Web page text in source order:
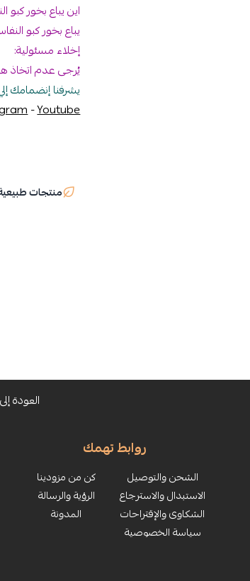
اين يباع بخور كبو
يباع بخور كبو
إخلاء مسئولية:
يُرجى عدم اتخاذ
يشرفنا إنضمامك
-Youtube
منتجات طبيعية
العودة
روابط تهمك
الشحن والتوصيل
الاستبدال والاسترجاع
الشكاوى والإقتراحات
سياسة الخصوصية
كن من مزودينا
الرؤية والرسالة
المدونة